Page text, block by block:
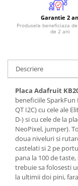
Breadboard
Conectori
Cutii
Sticker
Componente
Butoane, Tastaturi
Condensatoare
Generale
LED
Microcontrollere
Garantie 2
Produsele beneficiaza
de 2 ani
Descriere
Placa Adafruit
beneficiile SparkFun
QT I2C) cu cele ale
D-) si cu cele de la
NeoPixel, jumper).
doua niveluri si
castelati si 2 pe
pana la 100 de
trebuie sa folosesti
la ultimii doi pini,